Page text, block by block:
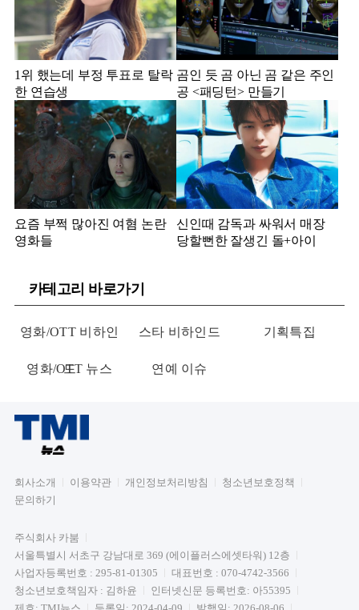
1위 했는데 부정 투표로 탈락
한 연습생
곰인 듯 곰 아닌 곰 같은 주인
공 <패딩턴> 만들기
요즘 부쩍 많아진 여혐 논란
영화들
신인때 감독과 싸워서 매장
당할뻔한 잘생긴 돌+아이
카테고리 바로가기
영화/OTT 비하인
드
스타 비하인드 기획특집
영화/OTT 뉴스 연예 이슈
회사소개 이용약관 개인정보처리방침
청소년보호정책
문의하기
주식회사 카붐
서울특별시 서초구 강남대로 369 (에이플러스에셋타워) 12층
사업자등록번호 : 295-81-01305
대표번호 : 070-4742-3566
청소년보호책임자 : 김하윤
인터넷신문 등록번호: 아55395